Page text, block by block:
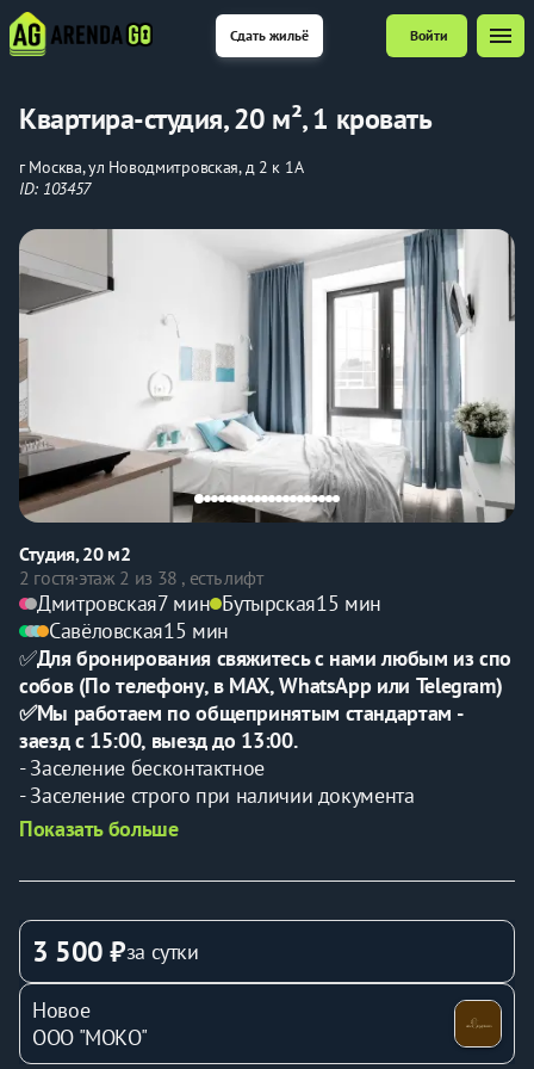
Сдать жильё Войти menu
Квартира-студия, 20 м², 1 кровать
г Москва, ул Новодмитровская, д 2 к 1А
ID: 103457
Студия, 20 м2
2 гостя·этаж 2 из 38 , есть лифт
Дмитровская7 мин Бутырская15 мин
Савёловская15 мин
✅Для бронирования свяжитесь с нами любым из спо
собов (По телефону, в MAX, WhatsApp или Telegram)
✅Мы pаботaем по общепринятым стандaртaм -
заезд c 15:00, выезд до 13:00.
- Зaсeлeние бeсконтaктнoe
- Заcелeниe стpого при нaличии докумeнтa
удоcтoвеpяющeгo личнocть.
✅После каждого выезда гостей проводим
Хотите насладиться жизнью в Москве, оставаясь в
уютной и современной квартире? Мы предлагаем
вам идеальное место для временного проживания! В
Савеловский Сити располагается стильная квартира,
которая станет вашим домом вдали от дома.
Показать больше
3 500 ₽за сутки
Новое
ООО "МОКО"